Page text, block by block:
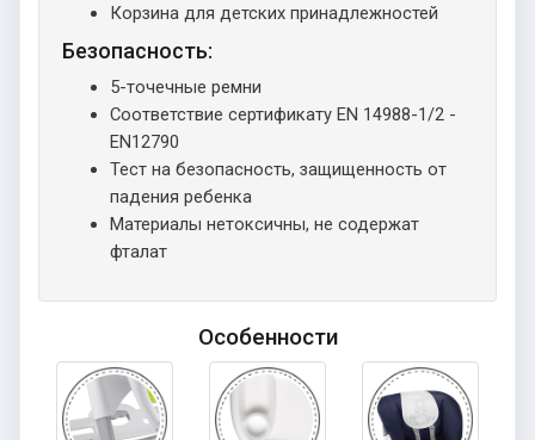
Корзина для детских принадлежностей
Безопасность:
5-точечные ремни
Соответствие сертификату EN 14988-1/2 -
EN12790
Тест на безопасность, защищенность от
падения ребенка
Материалы нетоксичны, не содержат
фталат
Особенности